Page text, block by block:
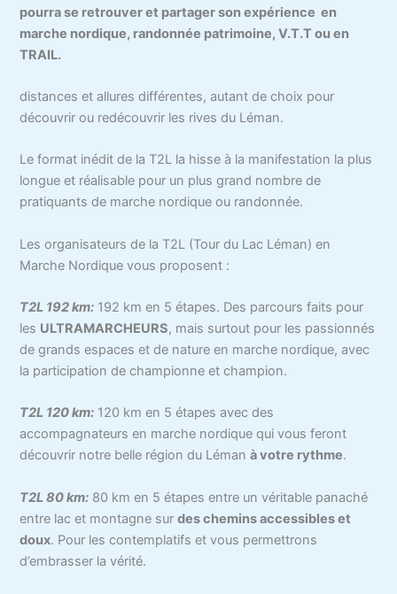
pourra se retrouver et partager son expérience en
marche nordique, randonnée patrimoine, V.T.T ou en
TRAIL.
distances et allures différentes, autant de choix pour
découvrir ou redécouvrir les rives du Léman.
Le format inédit de la T2L la hisse à la manifestation la plus
longue et réalisable pour un plus grand nombre de
pratiquants de marche nordique ou randonnée.
Les organisateurs de la T2L (Tour du Lac Léman) en
Marche Nordique vous proposent :
T2L 192 km: 192 km en 5 étapes. Des parcours faits pour
les ULTRAMARCHEURS, mais surtout pour les passionnés
de grands espaces et de nature en marche nordique, avec
la participation de championne et champion.
T2L 120 km: 120 km en 5 étapes avec des
accompagnateurs en marche nordique qui vous feront
découvrir notre belle région du Lémanà votre rythme.
T2L 80 km: 80 km en 5 étapes entre un véritable panaché
entre lac et montagne surdes chemins accessibles et
doux. Pour les contemplatifs et vous permettrons
d’embrasser la vérité.